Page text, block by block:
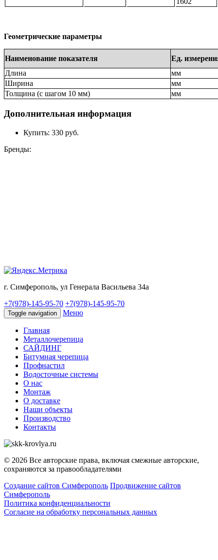
Геометрические параметры
Наименование показателя
Ед.
Длина
мм
Ширина
мм
Толщина (с шагом 10 мм)
мм
Дополнительная информация
Купить: 330 руб.
Бренды:
г. Симферополь, ул Генерала Васильева 34а
+7(978)-145-95-70 +7(978)-145-95-70
Toggle navigation Меню
Главная
Металлочерепица
САЙДИНГ
Битумная черепица
Профнастил
Водосточные системы
О нас
Монтаж
О доставке
Наши объекты
Производство
Контакты
© 2026 Все авторские права, включая смежные авторские,
сохраняются за правообладателями
Создание сайтов Симферополь Продвижение сайтов
Симферополь
Политика конфиденциальности
Согласие на обработку персональных данных